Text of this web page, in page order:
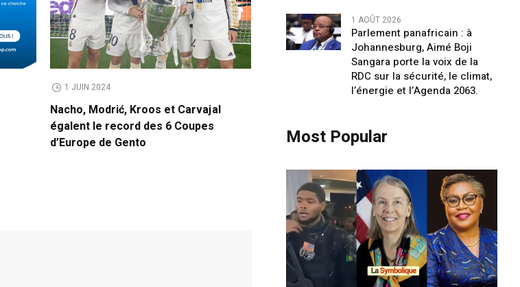
1 JUIN 2024
Nacho, Modrić, Kroos et Carvajal
égalent le record des 6 Coupes
d’Europe de Gento
1 AOÛT 2026
Parlement panafricain : à
Johannesburg, Aimé Boji
Sangara porte la voix de la
RDC sur la sécurité, le climat,
l’énergie et l’Agenda 2063.
Most Popular